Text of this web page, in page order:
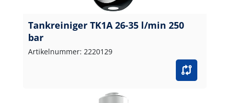
Tankreiniger TK1A 26-35 l/min 250
bar
Artikelnummer: 2220129